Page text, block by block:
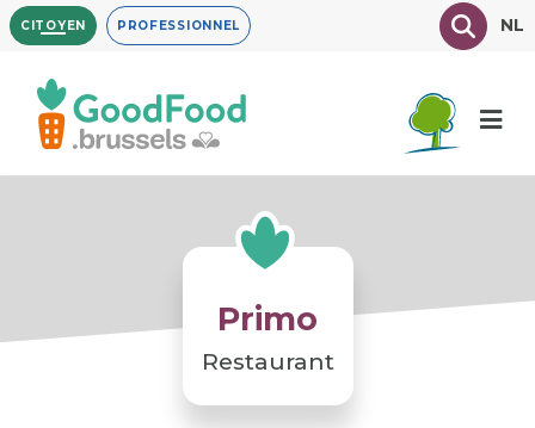
Aller
au
contenu
principal
CITOYEN PROFESSIONNEL TexteNL
Primo
Restaurant